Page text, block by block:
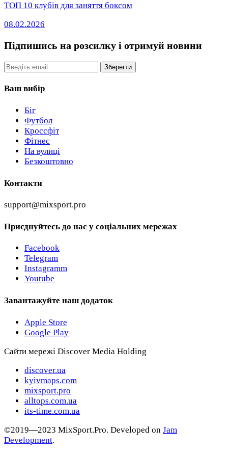
ТОП 10 клубів для заняття боксом
08.02.2026
Підпишись на розсилку і отримуй новини
Email Зберегти
Ваш вибір
Біг
Футбол
Кроссфіт
Фітнес
На вулиці
Безкоштовно
Контакти
support@mixsport.pro
Приєднуйтесь до нас у соціальних мережах
Facebook
Telegram
Instagramm
Youtube
Завантажуйте наш додаток
Apple Store
Google Play
Сайти мережі Discover Media Holding
discover.ua
kyivmaps.com
mixsport.pro
alltops.com.ua
its-time.com.ua
©2019—2023 MixSport.Pro. Developed on Jam
Development.